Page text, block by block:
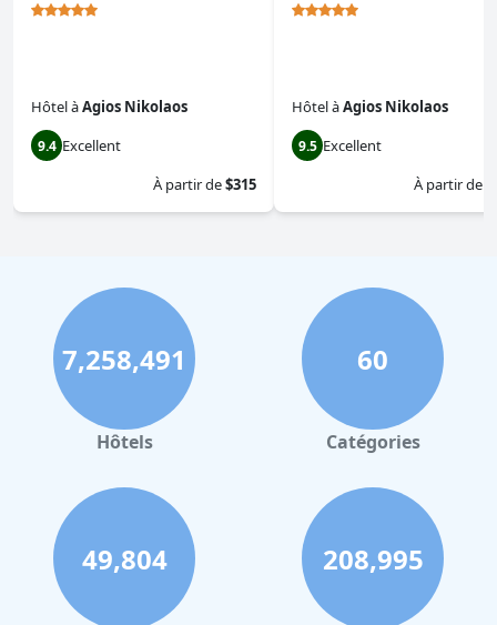
HôtelàAgios Nikolaos
9.4 Excellent
À partir de$315
HôtelàAgios Nikolaos
9.5 Excellent
À partir de
7,258,491
Hôtels
60
Catégories
49,804 208,995